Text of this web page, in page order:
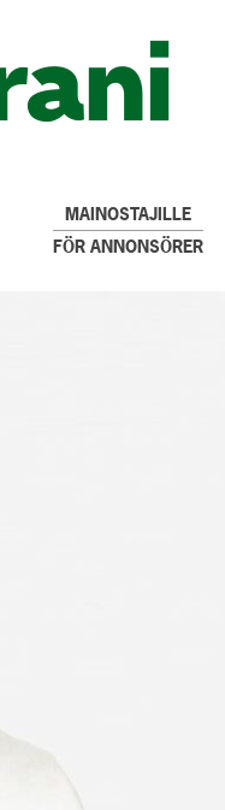
MAINOSTAJILLE
FÖR ANNONSÖRER